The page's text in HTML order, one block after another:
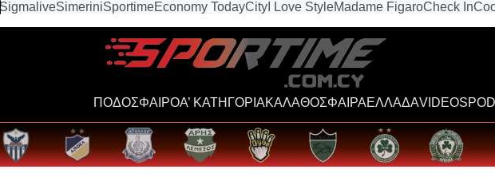
SigmaliveSimeriniSportimeEconomy TodayCity I Love StyleMadame FigaroCheck In
ΠΟΔΟΣΦΑΙΡΟΑ’ ΚΑΤΗΓΟΡΙΑΚΑΛΑΘΟΣΦΑΙΡΑΕΛΛΑΔΑVIDEOS